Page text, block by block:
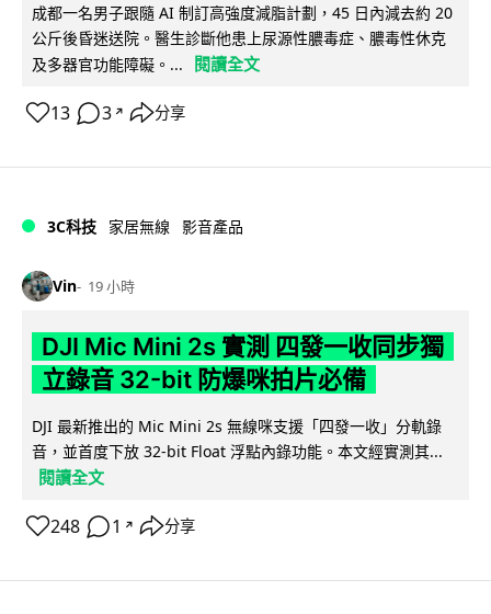
成都一名男子跟隨 AI 制訂高強度減脂計劃，45 日內減去約 20
公斤後昏迷送院。醫生診斷他患上尿源性膿毒症、膿毒性休克
及多器官功能障礙。...
閱讀全文
13 3 ↗ 分享
3C科技 家居無線 影音產品
Vin 19 小時
DJI Mic Mini 2s 實測 四發一收同步獨
立錄音 32-bit 防爆咪拍片必備
DJI 最新推出的 Mic Mini 2s 無線咪支援「四發一收」分軌錄
音，並首度下放 32-bit Float 浮點內錄功能。本文經實測其...
閱讀全文
248 1 ↗ 分享